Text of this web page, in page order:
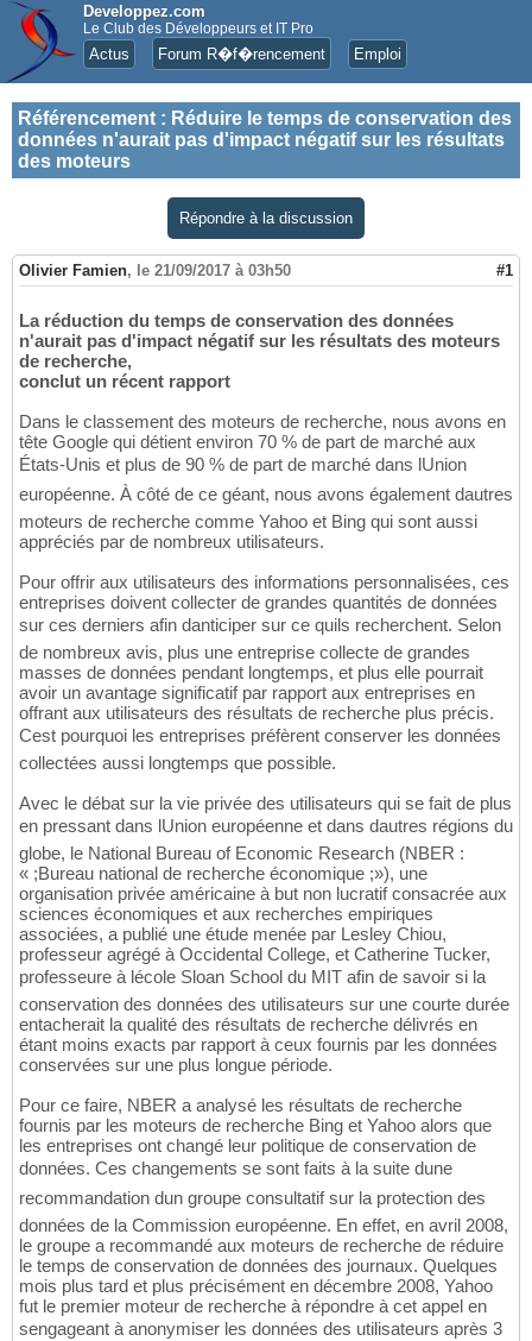
Developpez.com
Le Club des Développeurs et IT Pro
Actus Forum R�f�rencement Emploi
Référencement : Réduire le temps de conservation des
données n'aurait pas d'impact négatif sur les résultats
des moteurs
Répondre à la discussion
Olivier Famien, le 21/09/2017 à 03h50 #1
La réduction du temps de conservation des données
n'aurait pas d'impact négatif sur les résultats des moteurs
de recherche,
conclut un récent rapport
Dans le classement des moteurs de recherche, nous avons en
tête Google qui détient environ 70 % de part de marché aux
États-Unis et plus de 90 % de part de marché dans lUnion
européenne. À côté de ce géant, nous avons également dautres
moteurs de recherche comme Yahoo et Bing qui sont aussi
appréciés par de nombreux utilisateurs.
Pour offrir aux utilisateurs des informations personnalisées, ces
entreprises doivent collecter de grandes quantités de données
sur ces derniers afin danticiper sur ce quils recherchent. Selon
de nombreux avis, plus une entreprise collecte de grandes
masses de données pendant longtemps, et plus elle pourrait
avoir un avantage significatif par rapport aux entreprises en
offrant aux utilisateurs des résultats de recherche plus précis.
Cest pourquoi les entreprises préfèrent conserver les données
collectées aussi longtemps que possible.
Avec le débat sur la vie privée des utilisateurs qui se fait de plus
en pressant dans lUnion européenne et dans dautres régions du
globe, le National Bureau of Economic Research (NBER :
« ;Bureau national de recherche économique ;»), une
organisation privée américaine à but non lucratif consacrée aux
sciences économiques et aux recherches empiriques
associées, a publié une étude menée par Lesley Chiou,
professeur agrégé à Occidental College, et Catherine Tucker,
professeure à lécole Sloan School du MIT afin de savoir si la
conservation des données des utilisateurs sur une courte durée
entacherait la qualité des résultats de recherche délivrés en
étant moins exacts par rapport à ceux fournis par les données
conservées sur une plus longue période.
Pour ce faire, NBER a analysé les résultats de recherche
fournis par les moteurs de recherche Bing et Yahoo alors que
les entreprises ont changé leur politique de conservation de
données. Ces changements se sont faits à la suite dune
recommandation dun groupe consultatif sur la protection des
données de la Commission européenne. En effet, en avril 2008,
le groupe a recommandé aux moteurs de recherche de réduire
le temps de conservation de données des journaux. Quelques
mois plus tard et plus précisément en décembre 2008, Yahoo
fut le premier moteur de recherche à répondre à cet appel en
sengageant à anonymiser les données des utilisateurs après 3